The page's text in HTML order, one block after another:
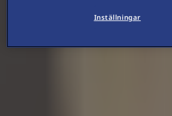
Inställningar